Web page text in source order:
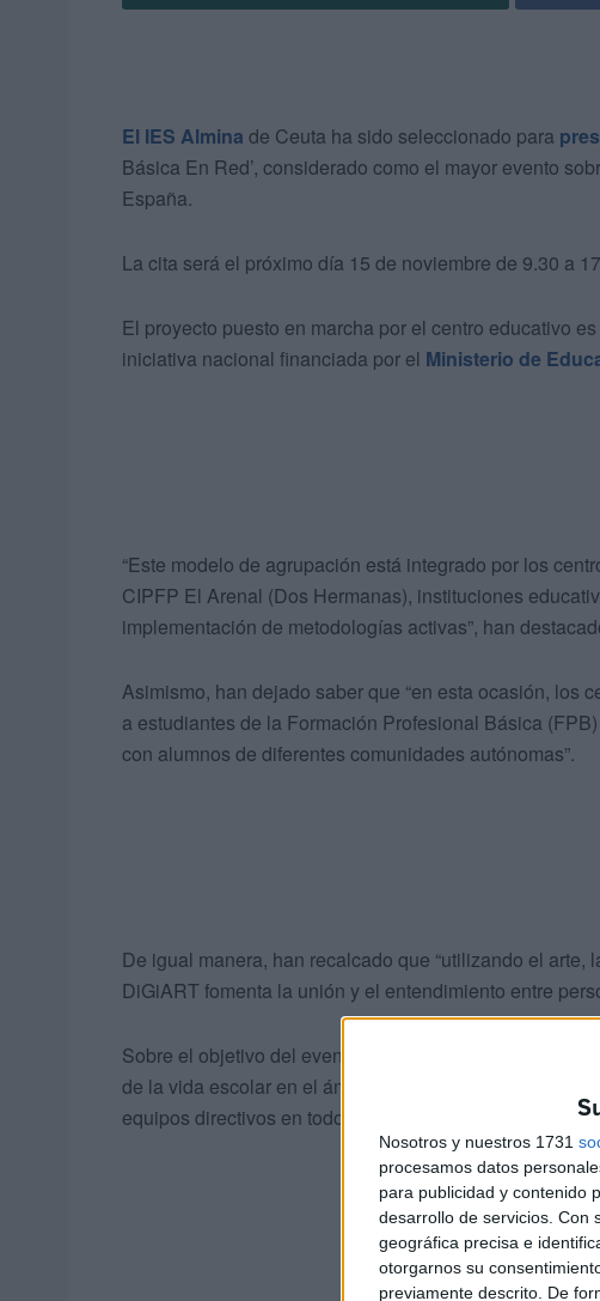
Nosotros y nuestros 1731
procesamos datos
para publicidad y contenido
desarrollo de servicios. Con
geográfica precisa e
otorgarnos su
previamente descrito. De
El IES Almina de Ceuta ha sido seleccionado para
Básica En Red’, considerado como el mayor evento
España.
La cita será el próximo día 15 de noviembre de 9.30 a
El proyecto puesto en marcha por el centro educativo
iniciativa nacional financiada por el Ministerio de
“Este modelo de agrupación está integrado por los
CIPFP El Arenal (Dos Hermanas), instituciones
implementación de metodologías activas”, han
Asimismo, han dejado saber que “en esta ocasión, los
a estudiantes de la Formación Profesional Básica
con alumnos de diferentes comunidades autónomas”.
De igual manera, han recalcado que “utilizando el arte,
DiGiART fomenta la unión y el entendimiento entre
Sobre el objetivo del evento, han explicado que es
de la vida escolar en el ámbito de los Ciclos
equipos directivos en todo el territorio nacional”.